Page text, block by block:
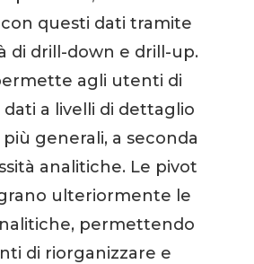
questi dati tramite
di drill-down e drill-up.
agli utenti di
dati a livelli di dettaglio
generali, a seconda
analitiche. Le pivot
ulteriormente le
permettendo
di riorganizzare e